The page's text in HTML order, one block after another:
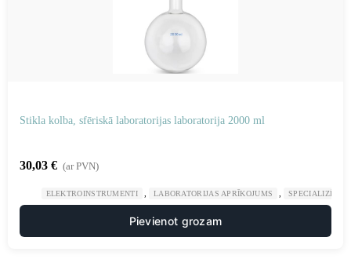
Stikla kolba, sfēriskā laboratorijas laboratorija 2000 ml
30,03 € (ar PVN)
ELEKTROINSTRUMENTI LABORATORIJAS APRĪKOJUMS
Pievienot grozam